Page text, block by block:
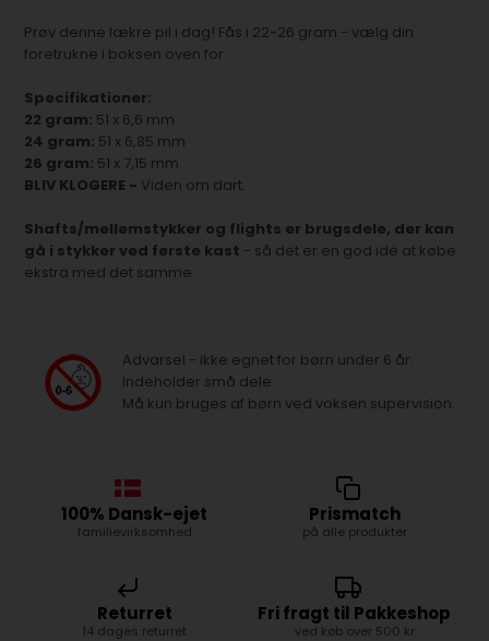
Prøv denne lækre pil i dag! Fås i 22-26 gram - vælg din
foretrukne i boksen oven for.
Specifikationer:
22 gram: 51 x 6,6 mm
24 gram: 51 x 6,85 mm
26 gram: 51 x 7,15 mm
BLIV KLOGERE - Viden om dart.
Shafts/mellemstykker og flights er brugsdele, der kan
gå i stykker ved første kast - så det er en god idé at købe
ekstra med det samme.
Advarsel - ikke egnet for børn under 6 år.
Indeholder små dele.
Må kun bruges af børn ved voksen supervision.
100% Dansk-ejet
familievirksomhed
Prismatch
på alle produkter
Returret
14 dages returret
Fri fragt til Pakkeshop
ved køb over 500 kr